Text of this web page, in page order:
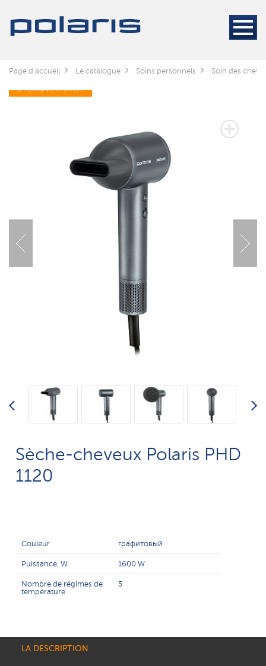
Page d'accueil Le catalogue Soins personnels Soin des
5 YEARS WARRANTY
Sèche-cheveux Polaris PHD
1120
Couleur графитовый
Puissance, W 1600 W
Nombre de régimes de
température
5
LA DESCRIPTION